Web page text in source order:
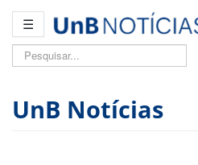
☰
Pesquisar...
UnB Notícias